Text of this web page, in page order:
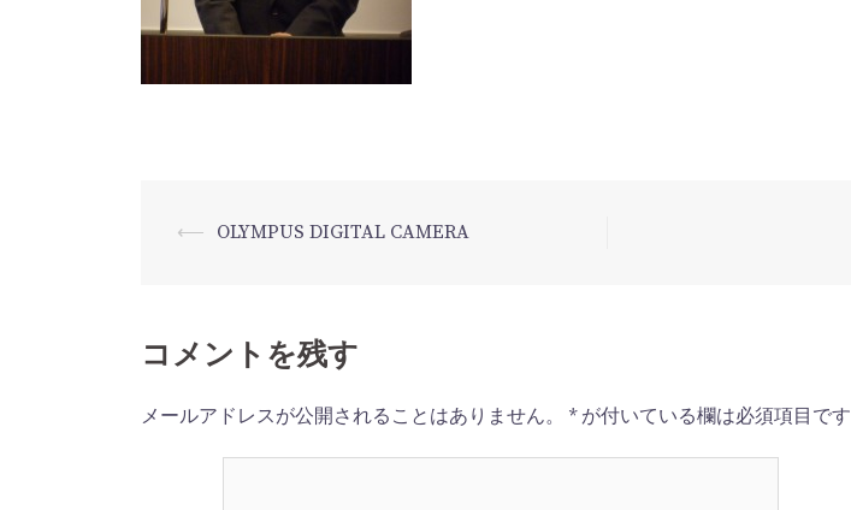
投
ナ
ビ
ゲ
⟵ OLYMPUS DIGITAL CAMERA
コメントを残す
メールアドレスが公開されることはありません。 *が付いている欄は必須項目です